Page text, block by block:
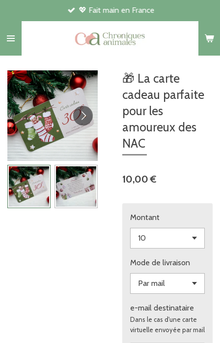
contenu
💖 Fait main en France
🎁 La carte
cadeau parfaite
pour les
amoureux des
NAC
10,00 €
Montant
Mode de livraison
e-mail destinataire
Dans le cas d'une carte
virtuelle envoyée par mail